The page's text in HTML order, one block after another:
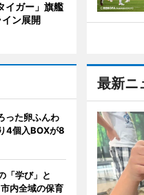
最新ニ
イガー」旗艦
ン展開
った卵ふんわ
4個入BOXが8
「学び」と
内全域の保育